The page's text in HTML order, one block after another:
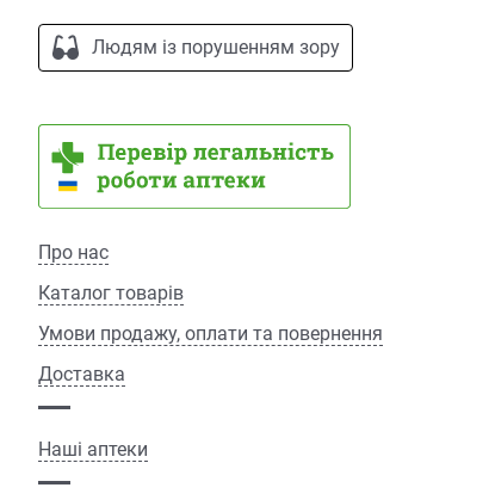
Людям із порушенням зору
Про нас
Каталог товарів
Умови продажу, оплати та повернення
Доставка
Наші аптеки